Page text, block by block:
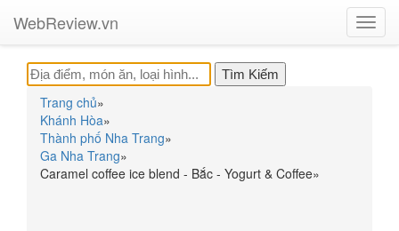
WebReview.vn
Trang chủ»
Khánh Hòa»
Thành phố Nha Trang»
Ga Nha Trang»
Caramel coffee ice blend - Bắc - Yogurt & Coffee»